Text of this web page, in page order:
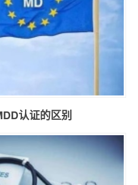
认证的区别